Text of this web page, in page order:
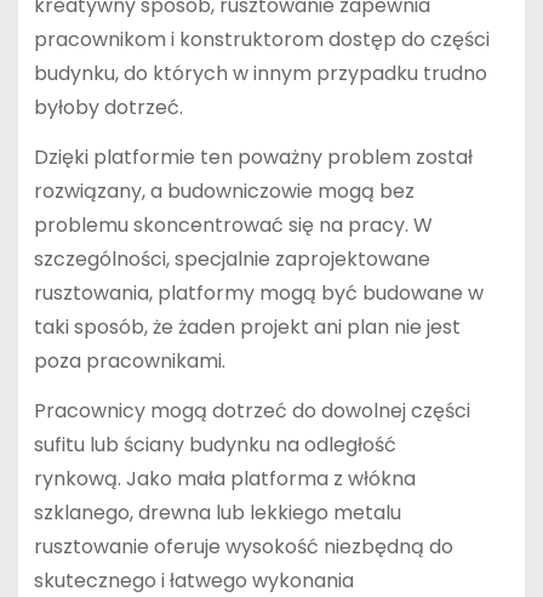
kreatywny sposób, rusztowanie zapewnia
pracownikom i konstruktorom dostęp do części
budynku, do których w innym przypadku trudno
byłoby dotrzeć.
Dzięki platformie ten poważny problem został
rozwiązany, a budowniczowie mogą bez
problemu skoncentrować się na pracy. W
szczególności, specjalnie zaprojektowane
rusztowania, platformy mogą być budowane w
taki sposób, że żaden projekt ani plan nie jest
poza pracownikami.
Pracownicy mogą dotrzeć do dowolnej części
sufitu lub ściany budynku na odległość
rynkową. Jako mała platforma z włókna
szklanego, drewna lub lekkiego metalu
rusztowanie oferuje wysokość niezbędną do
skutecznego i łatwego wykonania